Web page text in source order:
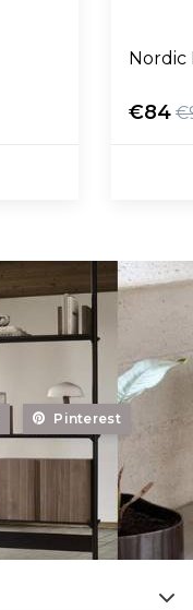
Nordic
€84
Pinterest